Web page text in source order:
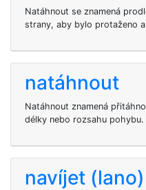
Natáhnout se znamená
strany, aby bylo protaženo
natáhnout
Natáhnout znamená
délky nebo rozsahu pohybu.
navíjet (lano)